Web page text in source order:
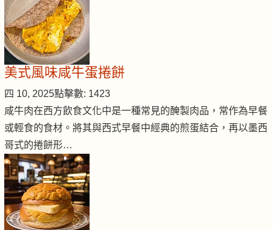
美式風味咸牛蛋捲餅
四 10, 2025點擊數: 1423
咸牛肉在西方飲食文化中是一種常見的醃製肉品，常作為早餐
或輕食的食材。將其與西式早餐中經典的煎蛋結合，再以墨西
哥式的捲餅形…